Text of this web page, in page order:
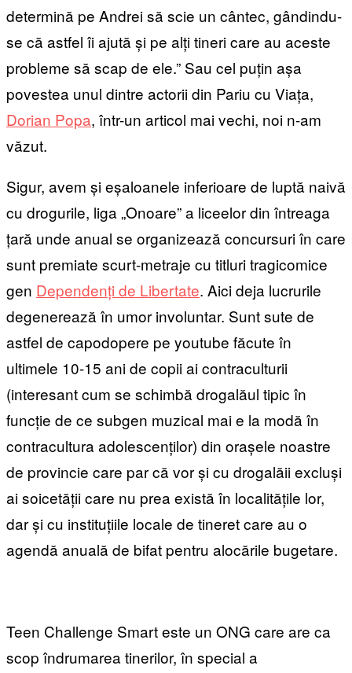
determină pe Andrei să scie un cântec, gândindu-
se că astfel îi ajută și pe alți tineri care au aceste
probleme să scap de ele.” Sau cel puțin așa
povestea unul dintre actorii din Pariu cu Viața,
Dorian Popa, într-un articol mai vechi, noi n-am
văzut.
Sigur, avem și eșaloanele inferioare de luptă naivă
cu drogurile, liga „Onoare” a liceelor din întreaga
țară unde anual se organizează concursuri în care
sunt premiate scurt-metraje cu titluri tragicomice
gen Dependenți de Libertate. Aici deja lucrurile
degenerează în umor involuntar. Sunt sute de
astfel de capodopere pe youtube făcute în
ultimele 10-15 ani de copii ai contraculturii
(interesant cum se schimbă drogalăul tipic în
funcție de ce subgen muzical mai e la modă în
contracultura adolescenților) din orașele noastre
de provincie care par că vor și cu drogalăii excluși
ai soicetății care nu prea există în localitățile lor,
dar și cu instituțiile locale de tineret care au o
agendă anuală de bifat pentru alocările bugetare.
Teen Challenge Smart este un ONG care are ca
scop îndrumarea tinerilor, în special a